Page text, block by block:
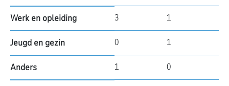
Werk en opleiding 3 1
Jeugd en gezin 0 1
Anders 1 0